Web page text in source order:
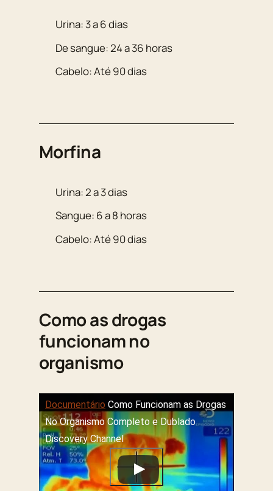
Urina: 3 a 6 dias
De sangue: 24 a 36 horas
Cabelo: Até 90 dias
Morfina
Urina: 2 a 3 dias
Sangue: 6 a 8 horas
Cabelo: Até 90 dias
Como as drogas
funcionam no
organismo
Documentário Como Funcionam as Drogas
No Organismo Completo e Dublado
Discovery Channel